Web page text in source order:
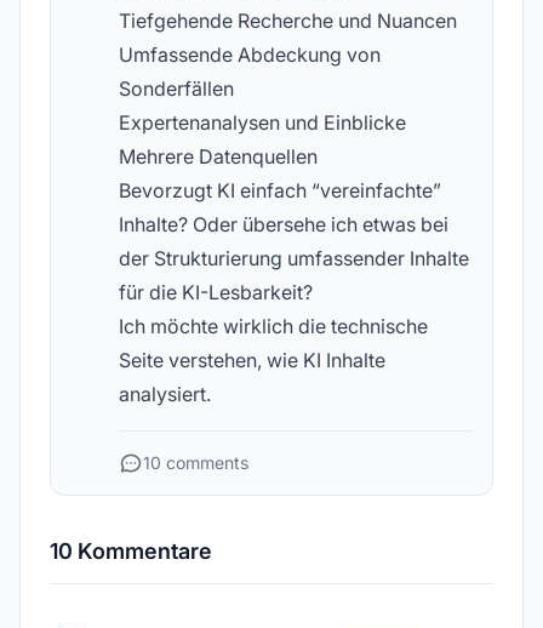
Tiefgehende Recherche und Nuancen
Umfassende Abdeckung von
Sonderfällen
Expertenanalysen und Einblicke
Mehrere Datenquellen
Bevorzugt KI einfach “vereinfachte”
Inhalte? Oder übersehe ich etwas bei
der Strukturierung umfassender Inhalte
für die KI-Lesbarkeit?
Ich möchte wirklich die technische
Seite verstehen, wie KI Inhalte
analysiert.
10 comments
10 Kommentare